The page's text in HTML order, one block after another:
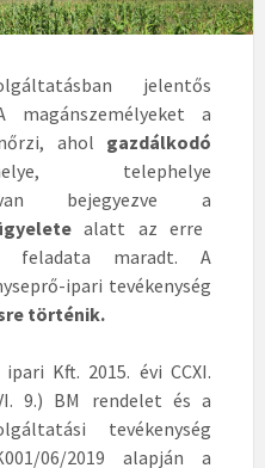
jelentős
a
ahol gazdálkodó
telephelye
bejegyezve a
alatt az erre
feladata maradt. A
ipari tevékenység
történik.
Kft. 2015. évi CCXI.
9.) BM rendelet és a
tevékenység
06/2019 alapján a